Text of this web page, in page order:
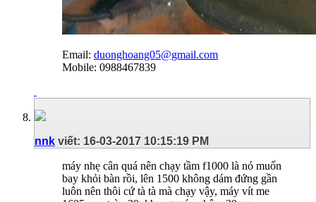
Email: duonghoang05@gmail.com
Mobile: 0988467839
nnk viết: 16-03-2017 10:15:19 PM
máy nhẹ cân quá nên chạy tầm f1000 là nó muốn
bay khỏi bàn rồi, lên 1500 không dám đứng gần
luôn nên thôi cứ tà tà mà chạy vậy, máy vít me